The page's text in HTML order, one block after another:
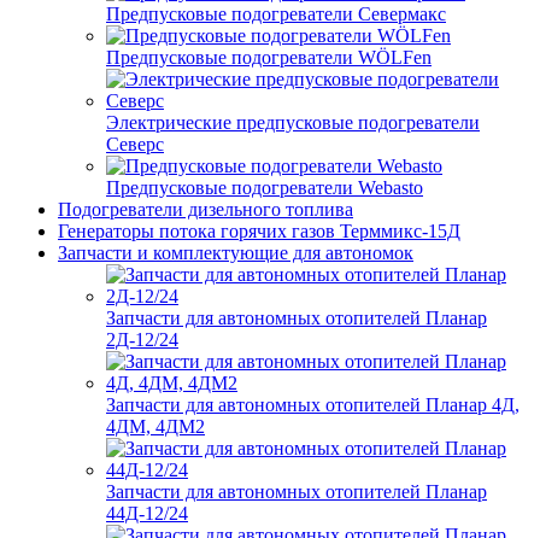
Предпусковые подогреватели Севермакс
Предпусковые подогреватели WÖLFen
Электрические предпусковые подогреватели
Северс
Предпусковые подогреватели Webasto
Подогреватели дизельного топлива
Генераторы потока горячих газов Терммикс-15Д
Запчасти и комплектующие для автономок
Запчасти для автономных отопителей Планар
2Д-12/24
Запчасти для автономных отопителей Планар 4Д,
4ДМ, 4ДМ2
Запчасти для автономных отопителей Планар
44Д-12/24